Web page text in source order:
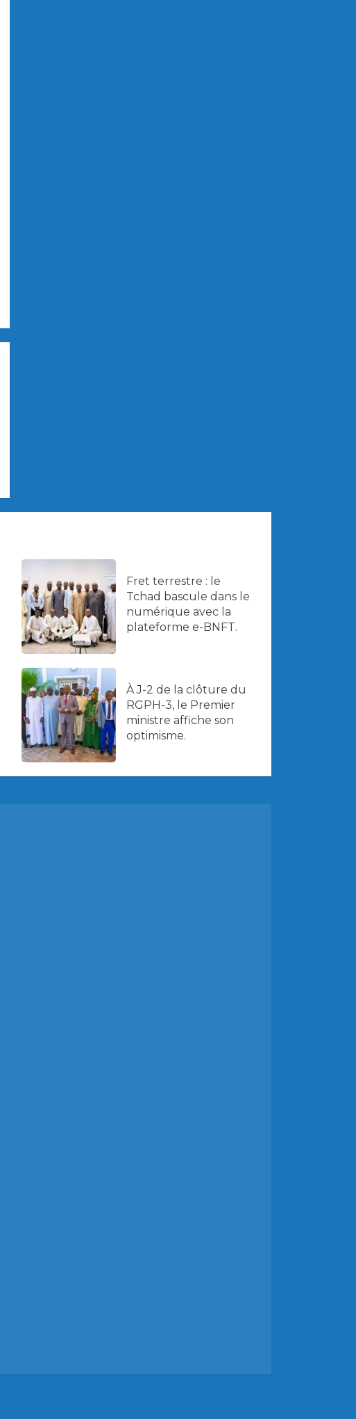
Fret terrestre : le
Tchad bascule dans le
numérique avec la
plateforme e-BNFT.
À J-2 de la clôture du
RGPH-3, le Premier
ministre affiche son
optimisme.